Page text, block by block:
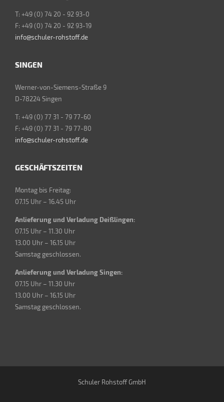
T: +49 (0) 74 20 - 92 93-0
F: +49 (0) 74 20 - 92 93-19
info@schuler-rohstoff.de
SINGEN
Werner-von-Siemens-Straße 9
D-78224 Singen
T: +49 (0) 77 31 - 79 77-60
F: +49 (0) 77 31 - 79 77-80
info@schuler-rohstoff.de
GESCHÄFTSZEITEN
Montag bis Freitag:
07.15 Uhr – 16.45 Uhr
Anlieferung und Verladung Deißlingen:
07.15 Uhr – 11.30 Uhr
13.00 Uhr – 16.15 Uhr
Samstag geschlossen.
Anlieferung und Verladung Singen:
07.15 Uhr – 11.30 Uhr
13.00 Uhr – 16.15 Uhr
Samstag geschlossen.
Schuler Rohstoff GmbH